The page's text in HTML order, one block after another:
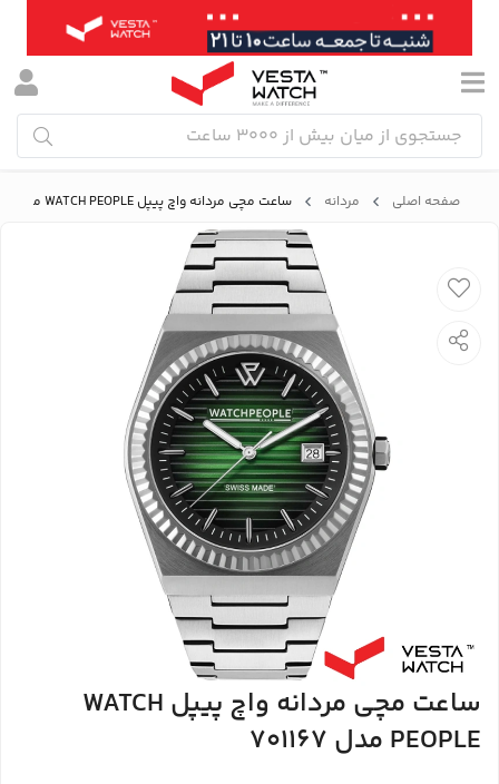
صفحه اصلی مردانه ساعت مچی مردانه واچ پیپل WATCH PEOPLE مدل 701167
ساعت مچی مردانه واچ پیپل WATCH
PEOPLE مدل 701167